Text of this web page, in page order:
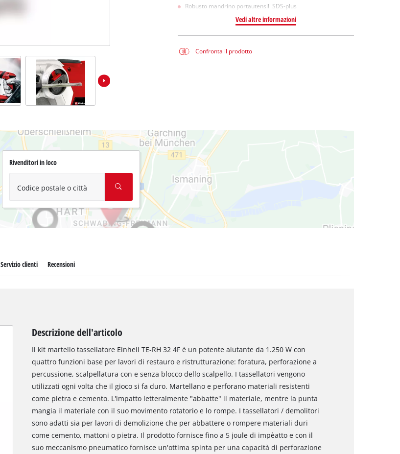
Robusto mandrino portautensili SDS-plus
Vedi altre informazioni
Confronta il prodotto
Rivenditori in loco
Codice postale o città
Servizio clienti Recensioni
Descrizione dell'articolo
Il kit martello tassellatore Einhell TE-RH 32 4F è un potente aiutante da 1.250 W con
quattro funzioni base per lavori di restauro e ristrutturazione: foratura, perforazione a
percussione, scalpellatura con e senza blocco dello scalpello. I tassellatori vengono
utilizzati ogni volta che il gioco si fa duro. Martellano e perforano materiali resistenti
come pietra e cemento. L'impatto letteralmente "abbatte" il materiale, mentre la punta
mangia il materiale con il suo movimento rotatorio e lo rompe. I tassellatori / demolitori
sono adatti sia per lavori di demolizione che per abbattere o rompere materiali duri
come cemento, mattoni o pietra. Il prodotto fornisce fino a 5 joule di impèatto e con il
suo meccanismo pneumatico fornisce un'ottima spinta per una capacità di perforazione